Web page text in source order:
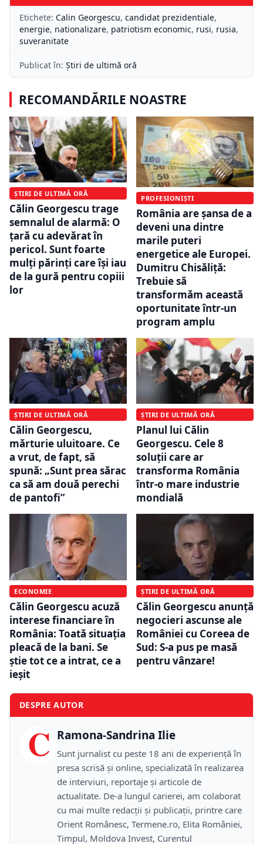
Etichete: Calin Georgescu, candidat prezidentiale,
energie, nationalizare, patriotism economic, rusi, rusia,
suveranitate
Publicat în: Știri de ultimă oră
RECOMANDĂRILE NOASTRE
ȘTIRI DE ULTIMĂ ORĂ
Călin Georgescu trage
semnalul de alarmă: O
țară cu adevărat în
pericol. Sunt foarte
mulți părinți care își iau
de la gură pentru copiii
lor
PROFESIONIȘTI
România are șansa de a
deveni una dintre
marile puteri
energetice ale Europei.
Dumitru Chisăliță:
Trebuie să
transformăm această
oportunitate într-un
program amplu
ȘTIRI DE ULTIMĂ ORĂ
Călin Georgescu,
mărturie uluitoare. Ce
a vrut, de fapt, să
spună: „Sunt prea sărac
ca să am două perechi
de pantofi”
ȘTIRI DE ULTIMĂ ORĂ
Planul lui Călin
Georgescu. Cele 8
soluții care ar
transforma România
într-o mare industrie
mondială
ECONOMIE
Călin Georgescu acuză
interese financiare în
România: Toată situația
pleacă de la bani. Se
știe tot ce a intrat, ce a
ieșit
ȘTIRI DE ULTIMĂ ORĂ
Călin Georgescu anunță
negocieri ascunse ale
României cu Coreea de
Sud: S-a pus pe masă
pentru vânzare!
DESPRE AUTOR
C Ramona-Sandrina Ilie
Sunt jurnalist cu peste 18 ani de experiență în
presa scrisă și online, specializată în realizarea
de interviuri, reportaje și articole de
actualitate. De-a lungul carierei, am colaborat
cu mai multe redacții și publicații, printre care
Orient Românesc, Termene.ro, Elita României,
Timpul, Moldova Invest, Curentul